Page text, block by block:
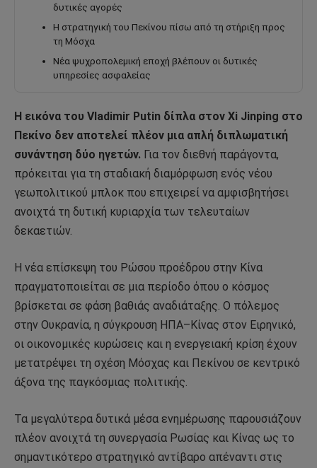
δυτικές αγορές
Η στρατηγική του Πεκίνου πίσω από τη στήριξη προς
τη Μόσχα
Νέα ψυχροπολεμική εποχή βλέπουν οι δυτικές
υπηρεσίες ασφαλείας
Η εικόνα του Vladimir Putin δίπλα στον Xi Jinping στο
Πεκίνο δεν αποτελεί πλέον μια απλή διπλωματική
συνάντηση δύο ηγετών. Για τον διεθνή παράγοντα,
πρόκειται για τη σταδιακή διαμόρφωση ενός νέου
γεωπολιτικού μπλοκ που επιχειρεί να αμφισβητήσει
ανοιχτά τη δυτική κυριαρχία των τελευταίων
δεκαετιών.
Η νέα επίσκεψη του Ρώσου προέδρου στην Κίνα
πραγματοποιείται σε μια περίοδο όπου ο κόσμος
βρίσκεται σε φάση βαθιάς αναδιάταξης. Ο πόλεμος
στην Ουκρανία, η σύγκρουση ΗΠΑ–Κίνας στον Ειρηνικό,
οι οικονομικές κυρώσεις και η ενεργειακή κρίση έχουν
μετατρέψει τη σχέση Μόσχας και Πεκίνου σε κεντρικό
άξονα της παγκόσμιας πολιτικής.
Τα μεγαλύτερα δυτικά μέσα ενημέρωσης παρουσιάζουν
πλέον ανοιχτά τη συνεργασία Ρωσίας και Κίνας ως το
σημαντικότερο στρατηγικό αντίβαρο απέναντι στις